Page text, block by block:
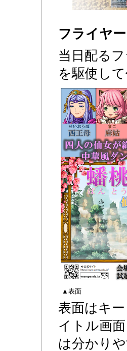
フライヤー
当日配る
を駆使し
▲表面
表面はキ
イトル画
は分かり